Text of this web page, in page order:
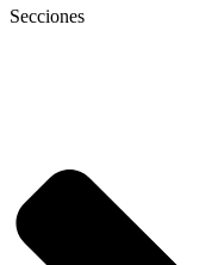
Secciones